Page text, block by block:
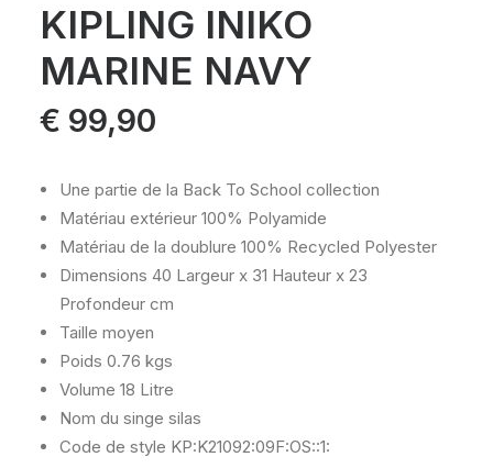
KIPLING INIKO
MARINE NAVY
€ 99,90
Une partie de la Back To School collection
Matériau extérieur 100% Polyamide
Matériau de la doublure 100% Recycled Polyester
Dimensions 40 Largeur x 31 Hauteur x 23
Profondeur cm
Taille moyen
Poids 0.76 kgs
Volume 18 Litre
Nom du singe silas
Code de style KP:K21092:09F:OS::1: